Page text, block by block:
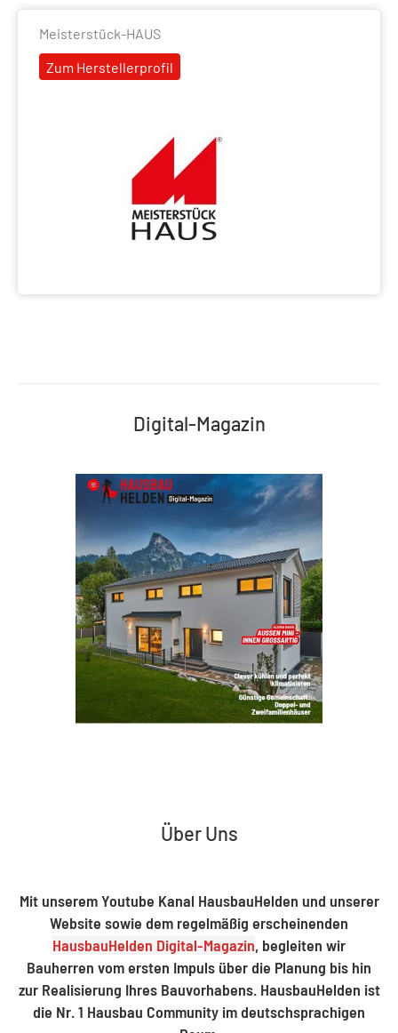
Meisterstück-HAUS
Zum Herstellerprofil
Digital-Magazin
Über Uns
Mit unserem Youtube Kanal HausbauHelden und unserer
Website sowie dem regelmäßig erscheinenden
HausbauHelden Digital-Magazin, begleiten wir
Bauherren vom ersten Impuls über die Planung bis hin
zur Realisierung Ihres Bauvorhabens. HausbauHelden ist
die Nr. 1 Hausbau Community im deutschsprachigen